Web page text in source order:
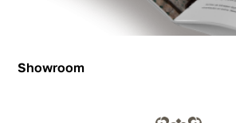
Showroom